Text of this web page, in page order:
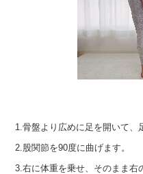
1.骨盤より広めに足を開いて、
2.股関節を90度に曲げます。
3.右に体重を乗せ、そのまま右